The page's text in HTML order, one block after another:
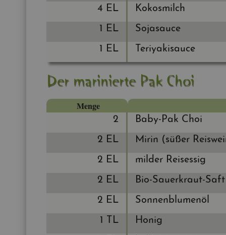
4 EL
Ko­kos­milch
1 EL
So­ja­sauce
1 EL
Te­riya­ki­sauce
Der ma­ri­nier­te Pak Choi
Menge
2
Baby-Pak Choi
2 EL
Mirin (süßer
2 EL
mil­der Reis­essig
2 EL
Bio-Sauer­kraut-Saft
2 EL
Son­nen­blu­men­öl
1 TL
Honig